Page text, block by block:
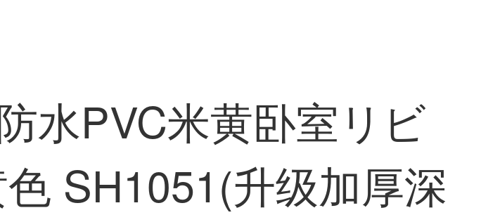
水PVC米黄卧室リビ
SH1051(升级加厚深